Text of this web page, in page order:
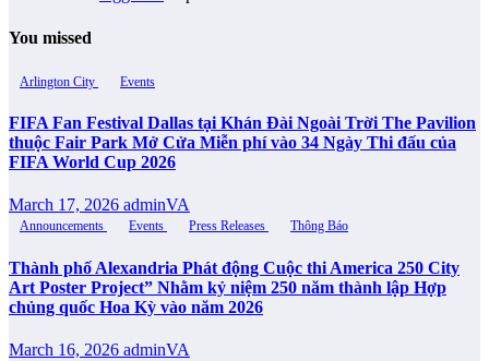
You missed
Arlington City Events
FIFA Fan Festival Dallas tại Khán Đài Ngoài Trời The Pavilion
thuộc Fair Park Mở Cửa Miễn phí vào 34 Ngày Thi đấu của
FIFA World Cup 2026
March 17, 2026 adminVA
Announcements Events Press Releases Thông Báo
Thành phố Alexandria Phát động Cuộc thi America 250 City
Art Poster Project” Nhằm kỷ niệm 250 năm thành lập Hợp
chủng quốc Hoa Kỳ vào năm 2026
March 16, 2026 adminVA